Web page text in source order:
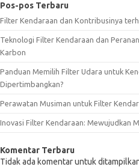
Pos-pos Terbaru
Filter Kendaraan dan Kontribusinya
Teknologi Filter Kendaraan dan
Karbon
Panduan Memilih Filter Udara untuk
Dipertimbangkan?
Perawatan Musiman untuk Filter
Inovasi Filter Kendaraan: Mewujudkan
Komentar Terbaru
Tidak ada komentar untuk